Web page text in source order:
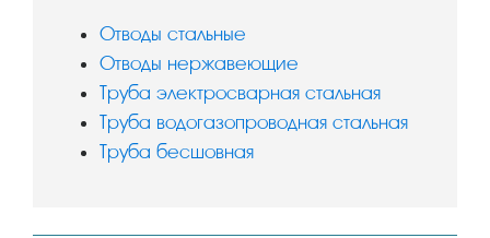
Отводы стальные
Отводы нержавеющие
Труба электросварная стальная
Труба водогазопроводная стальная
Труба бесшовная